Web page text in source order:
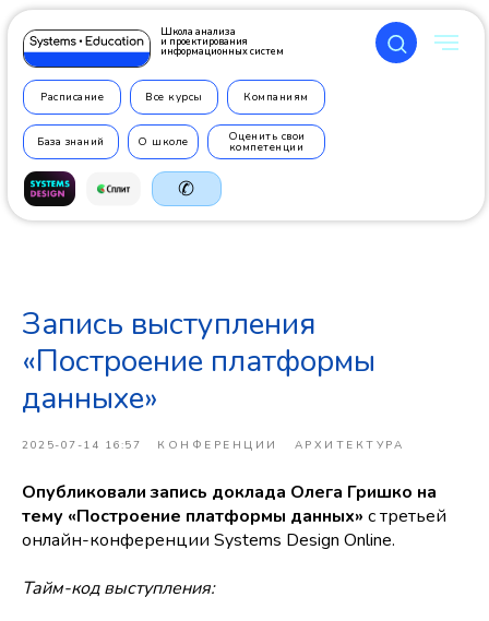
Школа анализа
и проектирования
информационных систем
+7 499
350 7710
Расписание Все курсы Компаниям
Оценить свои
компетенции
База знаний О школе
✆
Запись выступления
«Построение платформы
данныхе»
2025-07-14 16:57 КОНФЕРЕНЦИИ АРХИТЕКТУРА
Опубликовали запись доклада Олега Гришко на
тему «Построение платформы данных» с третьей
онлайн-конференции Systems Design Online.
Тайм-код выступления: